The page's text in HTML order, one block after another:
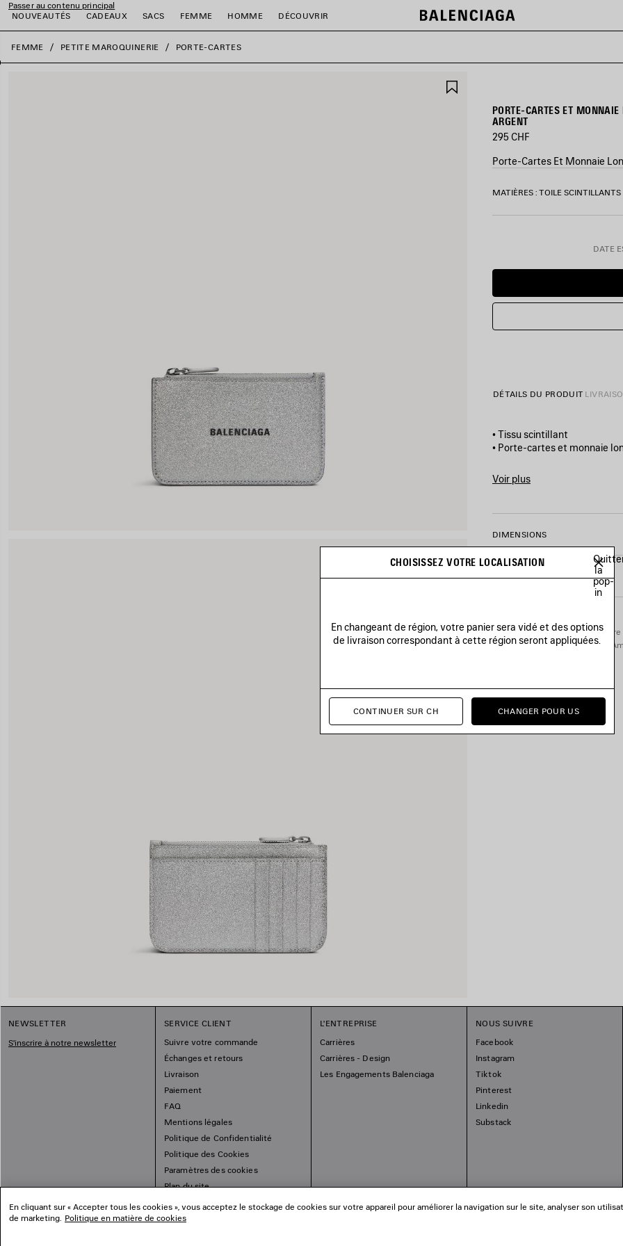
Passer au contenu principal
NOUVEAUTÉS
CADEAUX SACS FEMME HOMME DÉCOUVRIR
fermer la bannière
FEMME PETITE MAROQUINERIE PORTE-CARTES
FAVORISPORTE-CARTES ET
ARGENT
295 CHF
Porte-Cartes Et Monnaie
COULEURS
MATIÈRES : TOILE SCINTILLANTS
DATE
DÉTAILS DU PRODUIT
• Tissu scintillant
• Porte-cartes et monnaie
• Logo Balenciaga imprimé à
• Finitions en palladium
• 1 compartiment pour les
• Fabriqué en Italie
Matière : polyuréthane,
Voir plus
DIMENSIONS
ENTRETIEN
Vous pouvez effectuer votre
NEWSLETTER
S'inscrire à notre newsletter
SERVICE CLIENT
Suivre votre commande
Échanges et retours
Livraison
Paiement
FAQ
Mentions légales
Politique de Confidentialité
Politique des Cookies
Paramètres des cookies
Plan du site
L'ENTREPRISE
Carrières
Carrières - Design
Les Engagements Balenciaga
NOUS SUIVRE
Facebook
Instagram
Tiktok
Pinterest
Linkedin
Substack
CHOISISSEZ VOTRE LOCALISATION
la
pop-
in
En changeant de région, votre panier sera vidé et des options
de livraison correspondant à cette région seront appliquées.
CONTINUER SUR CH CHANGER POUR US
En cliquant sur « Accepter tous les cookies », vous acceptez le stockage de cookies sur votre appareil pour améliorer la navigation sur le site, analyser son
de marketing. Politique en matière de cookies